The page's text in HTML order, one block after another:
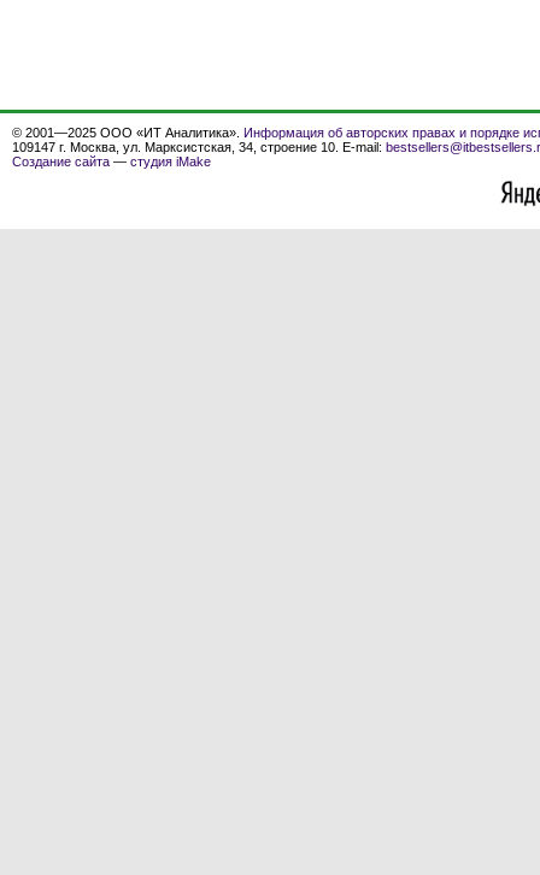
© 2001—2025 ООО «ИТ Аналитика». Информация об авторских правах и порядке
109147 г. Москва, ул. Марксистская, 34, строение 10. E-mail:
Создание сайта — студия iMake